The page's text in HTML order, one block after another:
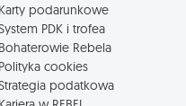
Karty podarunkowe
PDK i trofea
Bohaterowie Rebela
Polityka cookies
podatkowa